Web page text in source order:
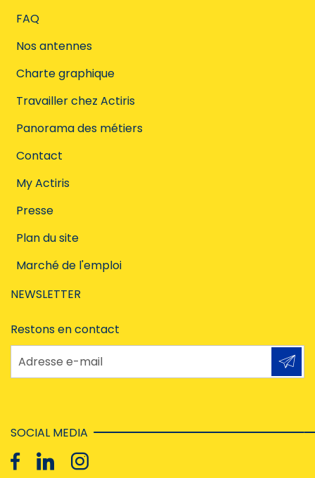
FAQ
Nos antennes
Charte graphique
Travailler chez Actiris
Panorama des métiers
Contact
My Actiris
Presse
Plan du site
Marché de l'emploi
NEWSLETTER
Restons en contact
Adresse e-mail
SOCIAL MEDIA